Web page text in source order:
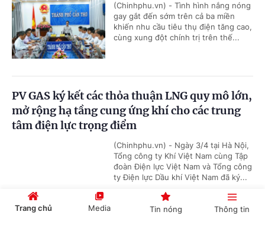
(Chinhphu.vn) - Tình hình nắng nóng
gay gắt đến sớm trên cả ba miền
khiến nhu cầu tiêu thụ điện tăng cao,
cùng xung đột chính trị trên thế...
PV GAS ký kết các thỏa thuận LNG quy mô lớn,
mở rộng hạ tầng cung ứng khí cho các trung
tâm điện lực trọng điểm
(Chinhphu.vn) - Ngày 3/4 tại Hà Nội,
Tổng công ty Khí Việt Nam cùng Tập
đoàn Điện lực Việt Nam và Tổng công
ty Điện lực Dầu khí Việt Nam đã ký...
Trang chủ Media Tin nóng Thông tin